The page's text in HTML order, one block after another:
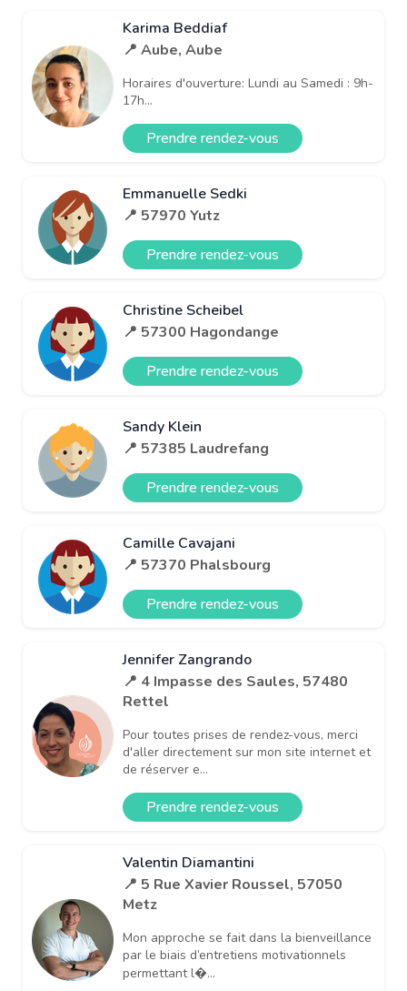
Karima Beddiaf
📍 Aube, Aube
Horaires d'ouverture: Lundi au Samedi : 9h-
17h...
Prendre rendez-vous
Emmanuelle Sedki
📍 57970 Yutz
Prendre rendez-vous
Christine Scheibel
📍 57300 Hagondange
Prendre rendez-vous
Sandy Klein
📍 57385 Laudrefang
Prendre rendez-vous
Camille Cavajani
📍 57370 Phalsbourg
Prendre rendez-vous
Jennifer Zangrando
📍 4 Impasse des Saules, 57480
Rettel
Pour toutes prises de rendez-vous, merci
d'aller directement sur mon site internet et
de réserver e...
Prendre rendez-vous
Valentin Diamantini
📍 5 Rue Xavier Roussel, 57050
Metz
Mon approche se fait dans la bienveillance
par le biais d’entretiens motivationnels
permettant l�...